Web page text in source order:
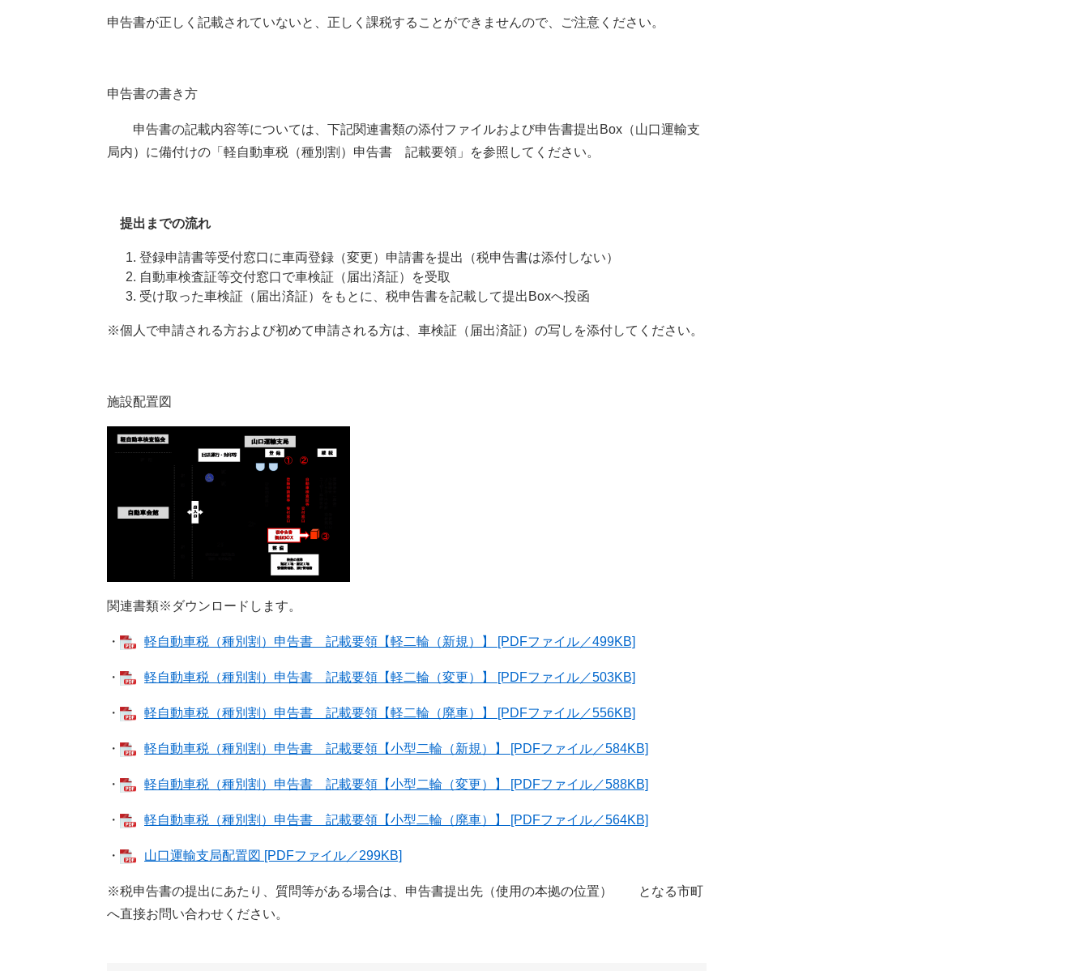
申告書が正しく記載されていないと、正しく課税することができませんので、ご注意ください。
申告書の書き方
申告書の記載内容等については、下記関連書類の添付ファイルおよび申告書提出Box（山口運輸支
局内）に備付けの「軽自動車税（種別割）申告書 記載要領」を参照してください。
提出までの流れ
登録申請書等受付窓口に車両登録（変更）申請書を提出（税申告書は添付しない）
自動車検査証等交付窓口で車検証（届出済証）を受取
受け取った車検証（届出済証）をもとに、税申告書を記載して提出Boxへ投函
※個人で申請される方および初めて申請される方は、車検証（届出済証）の写しを添付してください。
施設配置図
関連書類※ダウンロードします。
・ 軽自動車税（種別割）申告書 記載要領【軽二輪（新規）】 [PDFファイル／499KB]
・ 軽自動車税（種別割）申告書 記載要領【軽二輪（変更）】 [PDFファイル／503KB]
・ 軽自動車税（種別割）申告書 記載要領【軽二輪（廃車）】 [PDFファイル／556KB]
・ 軽自動車税（種別割）申告書 記載要領【小型二輪（新規）】 [PDFファイル／584KB]
・ 軽自動車税（種別割）申告書 記載要領【小型二輪（変更）】 [PDFファイル／588KB]
・ 軽自動車税（種別割）申告書 記載要領【小型二輪（廃車）】 [PDFファイル／564KB]
・ 山口運輸支局配置図 [PDFファイル／299KB]
※税申告書の提出にあたり、質問等がある場合は、申告書提出先（使用の本拠の位置） となる市町
へ直接お問い合わせください。